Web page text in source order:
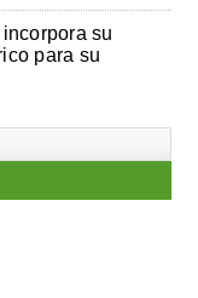
su
para su